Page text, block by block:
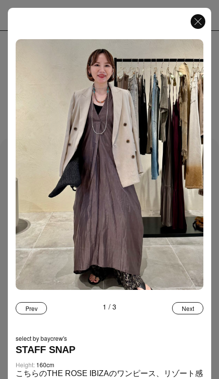
ABOUT
FASHION
40
CULTURE
PEOPLE
17
ART
12 FOOD
SNAP
MENU
1 / 3
Prev Next
select by baycrew's
STAFF SNAP
Height: 160cm
こちらのTHE ROSE IBIZAのワンピース、リゾート感
SNAP
159 ARTICLES
TAG
Women ファッション インタビュー 虎ノ門
カルチャー フード お土産 アート エッセイ
スニーカー
スタイリスト 手土産